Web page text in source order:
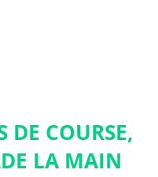
DE COURSE,
LA MAIN